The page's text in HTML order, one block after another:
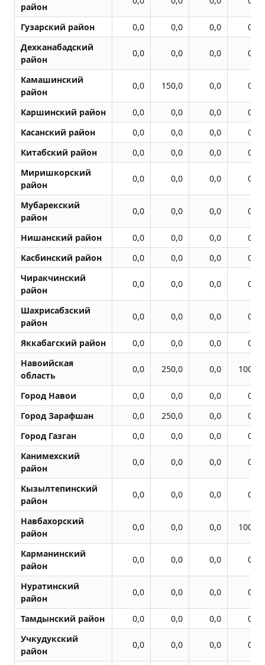
район
Гузарский район 0,0 0,0 0,0
0,0
Дехканабадский
район
0,0 0,0 0,0 0,0
Камашинский
район
0,0 150,0 0,0 0,0
Каршинский район 0,0 0,0 0,0
0,0
Касанский район
0,0 0,0 0,0
0,0
Китабский район
0,0 0,0 0,0
0,0
Миришкорский
район
0,0 0,0 0,0 0,0
Мубарекский
район
0,0 0,0 0,0 0,0
Нишанский район 0,0 0,0 0,0
0,0
Касбинский район
0,0 0,0 0,0
0,0
Чиракчинский
район
0,0 0,0 0,0 0,0
Шахрисабзский
район
0,0 0,0 0,0 0,0
Яккабагский район 0,0 0,0 0,0
0,0
Навоийская
область
0,0 250,0 0,0 100,0
Город Навои 0,0 0,0 0,0
0,0
Город Заpафшан
0,0 250,0 0,0
0,0
Город Газган
0,0 0,0 0,0
0,0
Канимехский
район
0,0 0,0 0,0 0,0
Кызылтепинский
район
0,0 0,0 0,0 0,0
Навбахорский
район
0,0 0,0 0,0 100,0
Карманинский
район
0,0 0,0 0,0 0,0
Нуратинский
район
0,0 0,0 0,0 0,0
Тамдынский район 0,0 0,0 0,0
0,0
Учкудукский
район
0,0 0,0 0,0 0,0